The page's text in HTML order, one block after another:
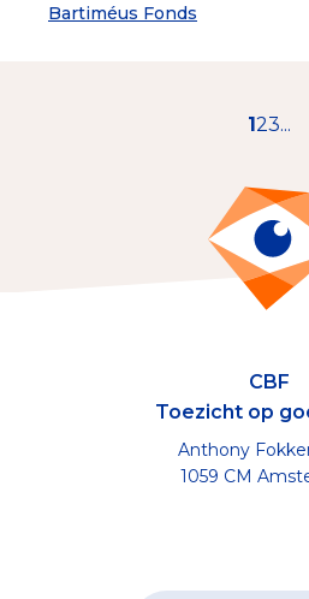
Bartiméus Fonds
123...
CBF
Toezicht op
Anthony
1059 CM